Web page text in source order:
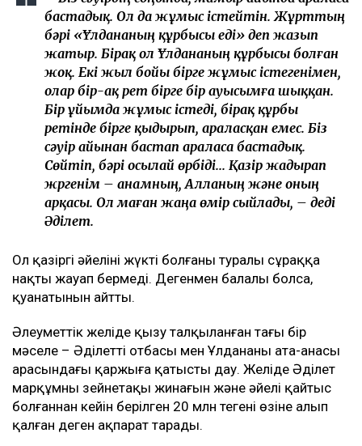
бастадық. Ол да жұмыс істейтін. Жұрттың
бәрі «Ұлдананың құрбысы еді» деп жазып
жатыр. Бірақ ол Ұлдананың құрбысы болған
жоқ. Екі жыл бойы бірге жұмыс істегенімен,
олар бір-ақ рет бірге бір ауысымға шыққан.
Бір ұйымда жұмыс істеді, бірақ құрбы
ретінде бірге қыдырып, араласқан емес. Біз
сәуір айынан бастап араласа бастадық.
Сөйтіп, бәрі осылай өрбіді... Қазір жадырап
жүргенім – анамның, Алланың және оның
арқасы. Ол маған жаңа өмір сыйлады, – деді
Әділет.
Ол қазіргі әйелінің жүкті болғаны туралы сұраққа
нақты жауап бермеді. Дегенмен балалы болса,
қуанатынын айтты.
Әлеуметтік желіде қызу талқыланған тағы бір
мәселе – Әділеттің отбасы мен Ұлдананың ата-анасы
арасындағы қаржыға қатысты дау. Желіде Әділет
марқұмның зейнетақы жинағын және әйелі қайтыс
болғаннан кейін берілген 20 млн теңгені өзіне алып
қалған деген ақпарат тарады.